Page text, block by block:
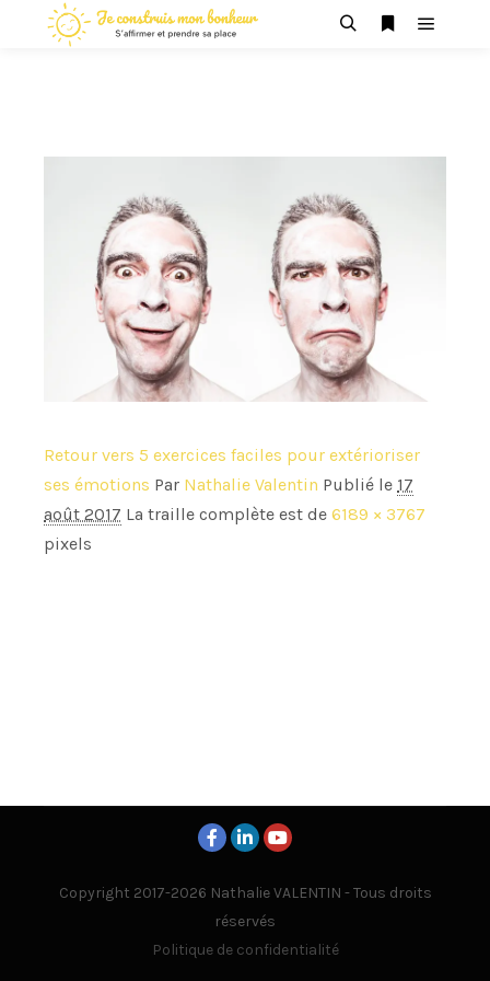
Retour vers 5 exercices faciles pour extérioriser
ses émotions Par Nathalie Valentin Publié le 17
août 2017 La traille complète est de 6189 × 3767
pixels
Copyright 2017-2026 Nathalie VALENTIN - Tous droits
réservés
Politique de confidentialité